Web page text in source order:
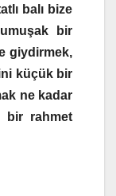
balı bize
bir
giydirmek,
küçük bir
ne kadar
bir rahmet